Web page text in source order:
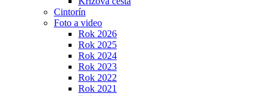
Cintorín
Foto a video
Rok 2026
Rok 2025
Rok 2024
Rok 2023
Rok 2022
Rok 2021